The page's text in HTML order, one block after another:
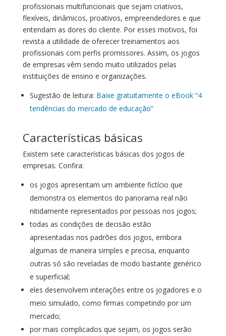
profissionais multifuncionais que sejam criativos,
flexíveis, dinâmicos, proativos, empreendedores e que
entendam as dores do cliente. Por esses motivos, foi
revista a utilidade de oferecer treinamentos aos
profissionais com perfis promissores. Assim, os jogos
de empresas vêm sendo muito utilizados pelas
instituições de ensino e organizações.
Sugestão de leitura: Baixe gratuitamente o eBook “4
tendências do mercado de educação”
Características básicas
Existem sete características básicas dos jogos de
empresas. Confira:
os jogos apresentam um ambiente fictício que
demonstra os elementos do panorama real não
nitidamente representados por pessoas nos jogos;
todas as condições de decisão estão
apresentadas nos padrões dos jogos, embora
algumas de maneira simples e precisa, enquanto
outras só são reveladas de modo bastante genérico
e superficial;
eles desenvolvem interações entre os jogadores e o
meio simulado, como firmas competindo por um
mercado;
por mais complicados que sejam, os jogos serão